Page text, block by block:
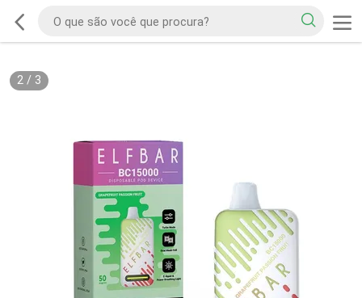
2/ 3